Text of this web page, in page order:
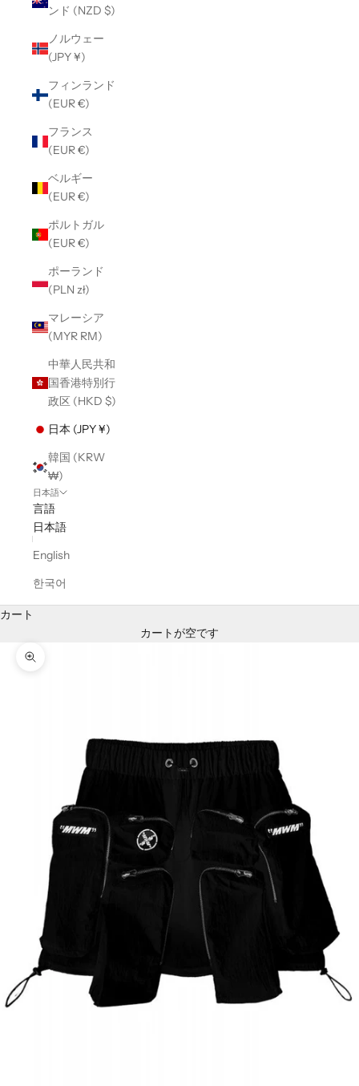
ンド (NZD $)
ノルウェー
(JPY ¥)
フィンランド
(EUR €)
フランス
(EUR €)
ベルギー
(EUR €)
ポルトガル
(EUR €)
ポーランド
(PLN zł)
マレーシア
(MYR RM)
中華人民共和
国香港特別行
政区 (HKD $)
日本 (JPY ¥)
韓国 (KRW
₩)
日本語
言語
日本語
English
한국어
カート
カートが空です
ズームイン